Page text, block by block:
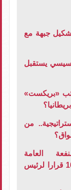
جبهة مع
يستقبل
«بريكست»
من
العامة
بالمحافظات.. الجريدة الرسمية تنشر 16 قرارا لرئيس